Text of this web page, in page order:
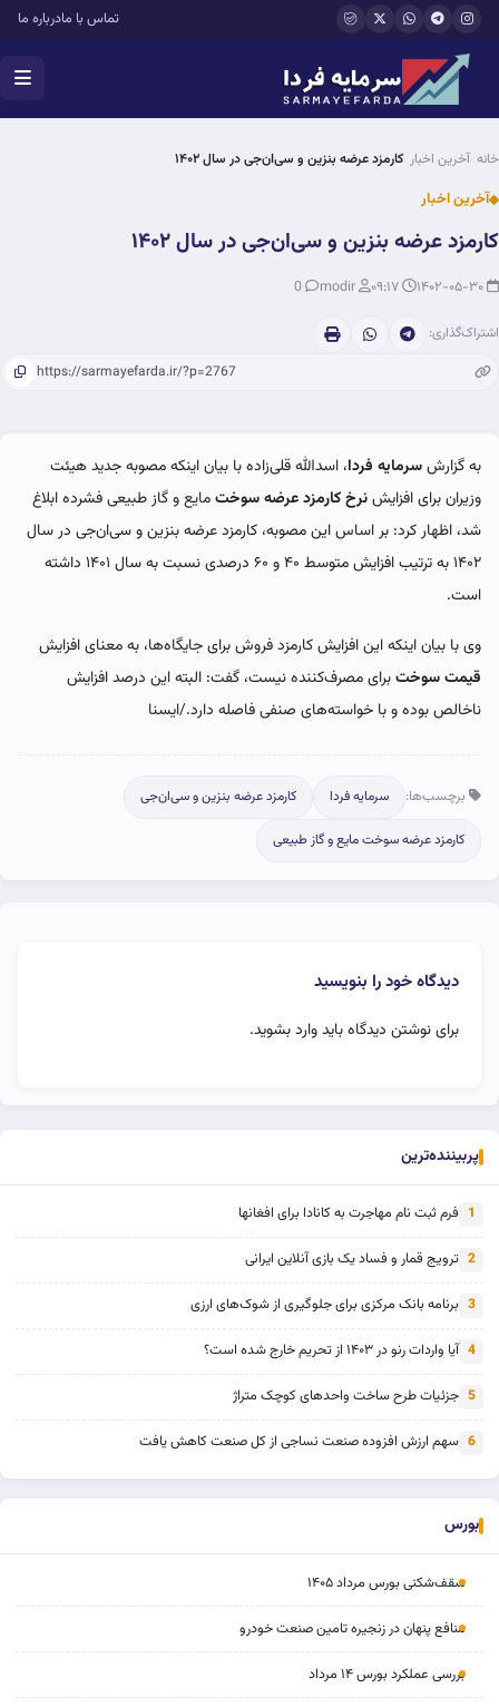
رفتن به محتوای اصلی تماس با مادرباره ما
خانه آخرین اخبار کارمزد عرضه بنزین و سی‌ان‌جی در سال ۱۴۰۲
آخرین اخبار
کارمزد عرضه بنزین و سی‌ان‌جی در سال ۱۴۰۲
اشتراک‌گذاری:
به گزارشسرمایه فردا، اسدالله قلی‌زاده با بیان اینکه مصوبه جدید هیئت
وزیران برای افزایشنرخ کارمزد عرضه سوختمایع و گاز طبیعی فشرده ابلاغ
شد، اظهار کرد: بر اساس این مصوبه، کارمزد عرضه بنزین و سی‌ان‌جی در سال
۱۴۰۲ به ترتیب افزایش متوسط ۴۰ و ۶۰ درصدی نسبت به سال ۱۴۰۱ داشته
است.
وی با بیان اینکه این افزایش کارمزد فروش برای جایگاه‌ها، به معنای افزایش
قیمت سوختبرای مصرف‌کننده نیست، گفت: البته این درصد افزایش
ناخالص بوده و با خواسته‌های صنفی فاصله دارد./ایسنا
برچسب‌ها: سرمایه فردا کارمزد عرضه بنزین و سی‌ان‌جی
کارمزد عرضه سوخت مایع و گاز طبیعی
دیدگاه خود را بنویسید
برای نوشتن دیدگاه بایدوارد بشوید.
پربیننده‌ترین
1 فرم ثبت نام مهاجرت به کانادا برای افغانها
2 ترویج قمار و فساد یک بازی آنلاین ایرانی
3 برنامه بانک مرکزی برای جلوگیری از شوک‌های ارزی
4 آیا واردات رنو در ۱۴۰۳ از تحریم خارج شده است؟
5 جزئیات طرح ساخت واحدهای کوچک متراژ
6 سهم ارزش افزوده صنعت نساجی از کل صنعت کاهش یافت
بورس
سقف‌شکنی بورس مرداد ۱۴۰۵
منافع پنهان در زنجیره تامین صنعت خودرو
بررسی عملکرد بورس ۱۴ مرداد